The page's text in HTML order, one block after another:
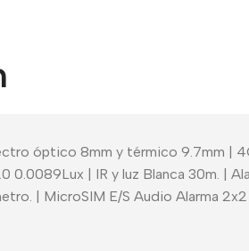
óptico 8mm y térmico 9.7mm |
0.0089Lux | IR y luz Blanca 30m. |
| MicroSIM E/S Audio Alarma